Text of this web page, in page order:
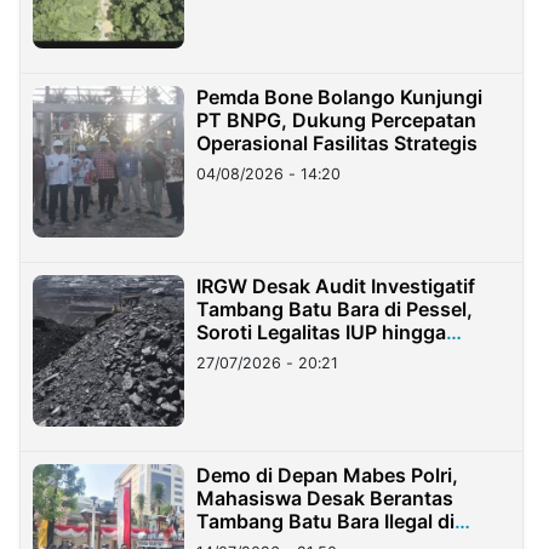
Pemda Bone Bolango Kunjungi
PT BNPG, Dukung Percepatan
Operasional Fasilitas Strategis
04/08/2026 - 14:20
IRGW Desak Audit Investigatif
Tambang Batu Bara di Pessel,
Soroti Legalitas IUP hingga
Stockpile
27/07/2026 - 20:21
Demo di Depan Mabes Polri,
Mahasiswa Desak Berantas
Tambang Batu Bara Ilegal di
Lampung